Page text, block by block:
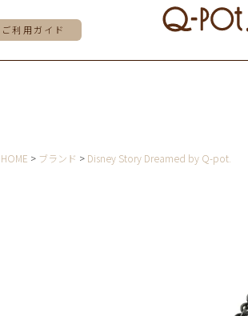
ご利用ガイド
HOME ブランド Disney Story Dreamed by Q-pot.